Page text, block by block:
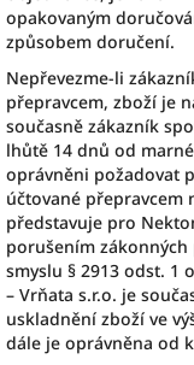
opakovaným
způsobem doručení.
Nepřevezme-li
přepravcem, zboží je
současně zákazník
lhůtě 14 dnů od
oprávněni požadovat
účtované přepravcem
představuje pro
porušením
smyslu § 2913 odst. 1
– Vrňata s.r.o. je
uskladnění zboží ve
dále je oprávněna od